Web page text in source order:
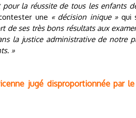
la réussite de tous les enfants
une « décision inique »qui
de ses très bons résultats aux
la justice administrative de notre
»
jugé disproportionnée par